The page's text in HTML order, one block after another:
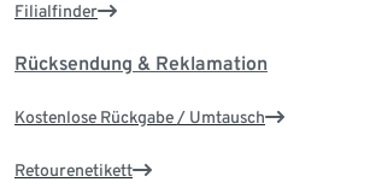
Filialfinder
Rücksendung & Reklamation
Kostenlose Rückgabe / Umtausch
Retourenetikett